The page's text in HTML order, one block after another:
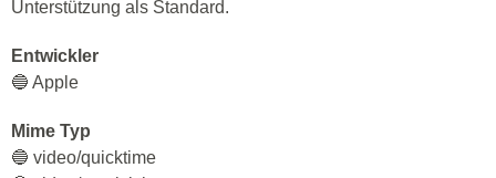
Unterstützung als Standard.
Entwickler
🔵 Apple
Mime Typ
🔵 video/quicktime